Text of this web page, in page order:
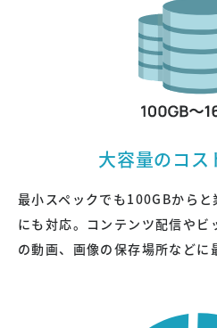
大容量のコス
最小スペックでも100GBから
にも対応。コンテンツ配信やビ
の動画、画像の保存場所などに